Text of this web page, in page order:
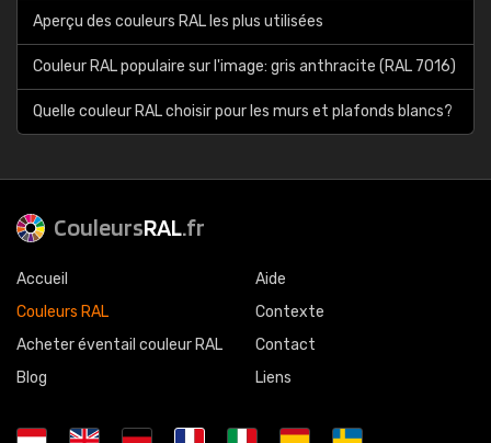
Aperçu des couleurs RAL les plus utilisées
Couleur RAL populaire sur l'image: gris anthracite (RAL 7016)
Quelle couleur RAL choisir pour les murs et plafonds blancs?
CouleursRAL.fr
Accueil
Couleurs RAL
Acheter éventail couleur RAL
Blog
Aide
Contexte
Contact
Liens